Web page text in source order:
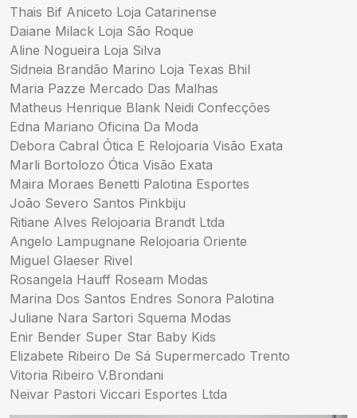
Thais Bif Aniceto Loja Catarinense
Daiane Milack Loja São Roque
Aline Nogueira Loja Silva
Sidneia Brandão Marino Loja Texas Bhil
Maria Pazze Mercado Das Malhas
Matheus Henrique Blank Neidi Confecções
Edna Mariano Oficina Da Moda
Debora Cabral Ótica E Relojoaria Visão Exata
Marli Bortolozo Ótica Visão Exata
Maira Moraes Benetti Palotina Esportes
João Severo Santos Pinkbiju
Ritiane Alves Relojoaria Brandt Ltda
Angelo Lampugnane Relojoaria Oriente
Miguel Glaeser Rivel
Rosangela Hauff Roseam Modas
Marina Dos Santos Endres Sonora Palotina
Juliane Nara Sartori Squema Modas
Enir Bender Super Star Baby Kids
Elizabete Ribeiro De Sá Supermercado Trento
Vitoria Ribeiro V.Brondani
Neivar Pastori Viccari Esportes Ltda